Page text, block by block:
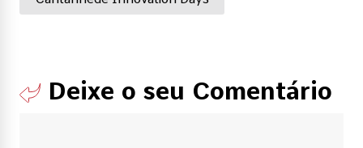
Deixe o seu Comentário